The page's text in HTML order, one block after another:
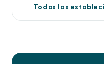
Todos los